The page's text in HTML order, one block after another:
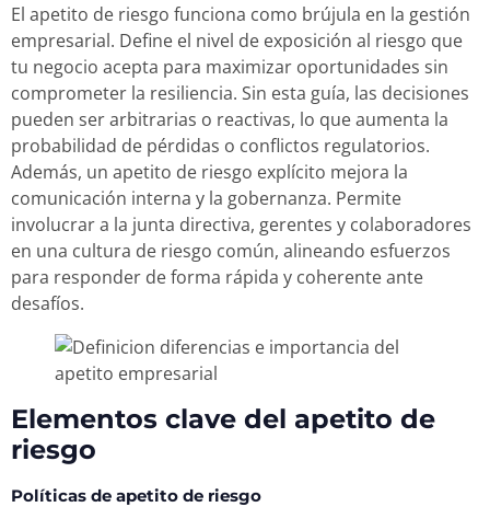
El apetito de riesgo funciona como brújula en la gestión
empresarial. Define el nivel de exposición al riesgo que
tu negocio acepta para maximizar oportunidades sin
comprometer la resiliencia. Sin esta guía, las decisiones
pueden ser arbitrarias o reactivas, lo que aumenta la
probabilidad de pérdidas o conflictos regulatorios.
Además, un apetito de riesgo explícito mejora la
comunicación interna y la gobernanza. Permite
involucrar a la junta directiva, gerentes y colaboradores
en una cultura de riesgo común, alineando esfuerzos
para responder de forma rápida y coherente ante
desafíos.
Elementos clave del apetito de
riesgo
Políticas de apetito de riesgo